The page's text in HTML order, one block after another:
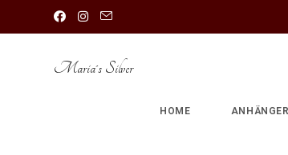
Maria´s Silver
HOME ANHÄNGER